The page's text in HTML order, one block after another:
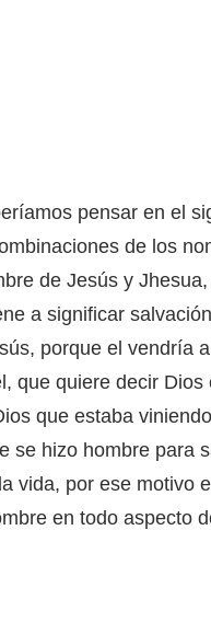
pensar en el
de los
de Jesús y
a significar
porque el vendría
que quiere decir
que estaba
se hizo hombre para
vida, por ese motivo
en todo aspecto